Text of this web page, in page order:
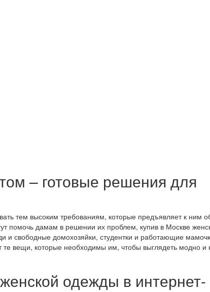
– готовые решения для
тем высоким требованиям, которые предъявляет к ним
помочь дамам в решении их проблем, купив в Москве
свободные домохозяйки, студентки и работающие
вещи, которые необходимы им, чтобы выглядеть модно и
одежды в интернет-